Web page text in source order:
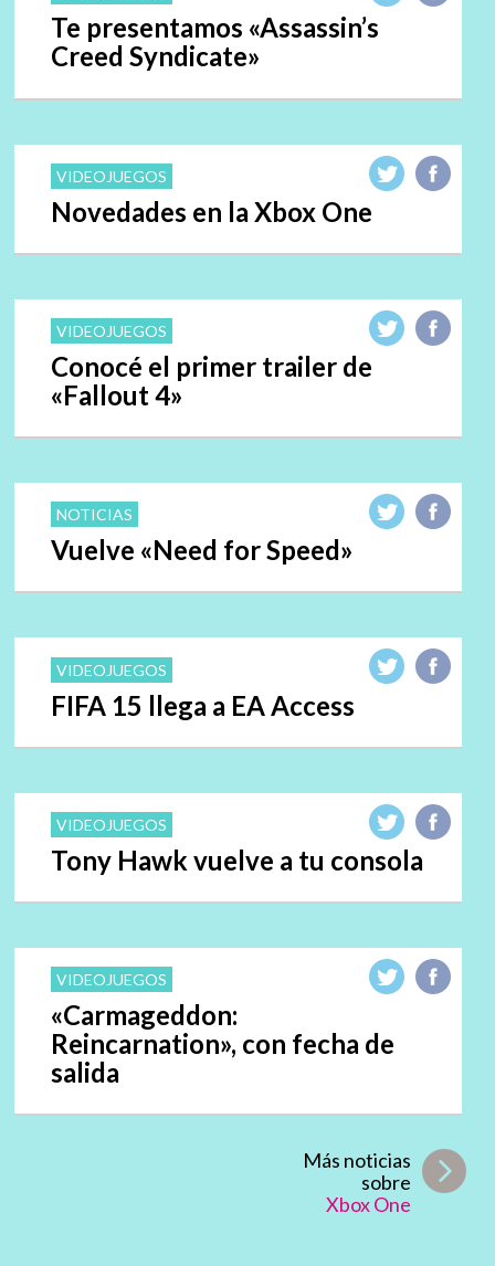
Te presentamos «Assassin’s
Creed Syndicate»
VIDEOJUEGOS
Novedades en la Xbox One
VIDEOJUEGOS
Conocé el primer trailer de
«Fallout 4»
NOTICIAS
Vuelve «Need for Speed»
VIDEOJUEGOS
FIFA 15 llega a EA Access
VIDEOJUEGOS
Tony Hawk vuelve a tu consola
VIDEOJUEGOS
«Carmageddon:
Reincarnation», con fecha de
salida
Más noticias
sobre
Xbox One